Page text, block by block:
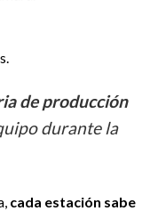
de producción
durante la
cada estación sabe